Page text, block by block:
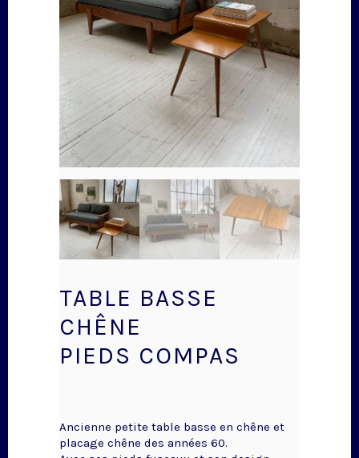
TABLE BASSE
CHÊNE
PIEDS COMPAS
Ancienne petite table basse en chêne et
placage chêne des années 60.